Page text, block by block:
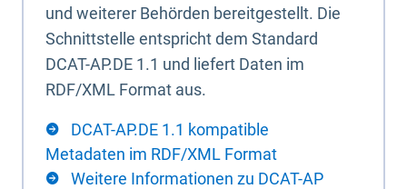
und weiterer Behörden bereitgestellt. Die
Schnittstelle entspricht dem Standard
DCAT-AP.DE 1.1 und liefert Daten im
RDF/XML Format aus.
DCAT-AP.DE 1.1 kompatible
Metadaten im RDF/XML Format
Weitere Informationen zu DCAT-AP